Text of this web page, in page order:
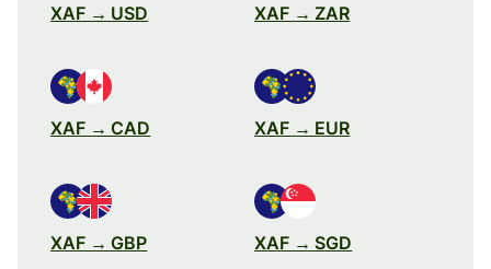
XAF → USD XAF → ZAR
XAF → CAD XAF → EUR
XAF → GBP XAF → SGD